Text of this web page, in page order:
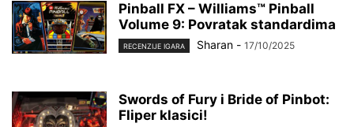
Pinball FX – Williams™ Pinball
Volume 9: Povratak standardima
RECENZIJE IGARA Sharan - 17/10/2025
Swords of Fury i Bride of Pinbot:
Fliper klasici!